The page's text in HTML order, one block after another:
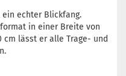
echter Blickfang.
in einer Breite von
cm lässt er alle Trage- und